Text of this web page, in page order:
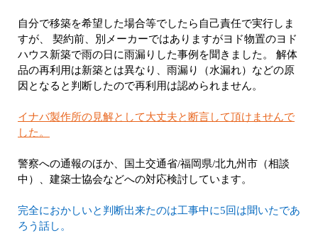
自分で移築を希望した場合等でしたら自己責任で実行しま
すが、 契約前、別メーカーではありますがヨド物置のヨド
ハウス新築で雨の日に雨漏りした事例を聞きました。 解体
品の再利用は新築とは異なり、雨漏り（水漏れ）などの原
因となると判断したので再利用は認められません。
イナバ製作所の見解として大丈夫と断言して頂けませんで
した。
警察への通報のほか、国土交通省/福岡県/北九州市（相談
中）、建築士協会などへの対応検討しています。
完全におかしいと判断出来たのは工事中に5回は聞いたであ
ろう話し。